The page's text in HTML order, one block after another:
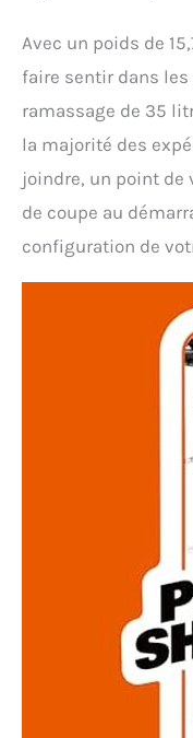
Avec un poids de
faire sentir dans les
ramassage de 35
la majorité des
joindre, un point
de coupe au
configuration de